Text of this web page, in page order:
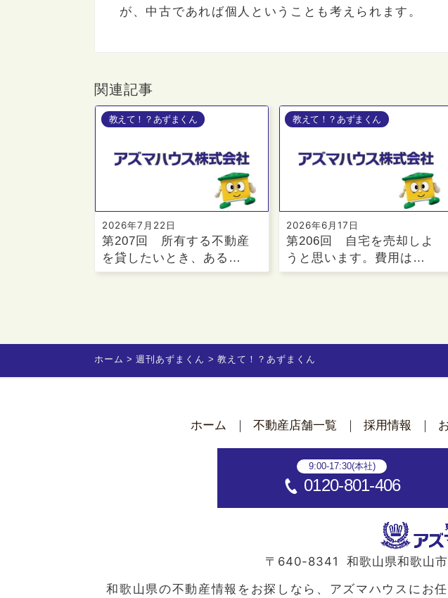
が、中古であれば個人ということも考えられます。
関連記事
教えて！？あずまくん
2026年7月22日
第207回 所有する不動産
を貸したいとき、ある…
教えて！？あずまくん
2026年6月17日
第206回 自宅を売却しよ
うと思います。費用は…
ホーム 週刊あずまくん 教えて！？あずまくん
ホーム 不動産店舗一覧 採用情報
9:00-17:30(本社)
0120-801-406
〒640-8341 和歌山県和歌山
和歌山県の不動産情報をお探しなら、アズマハウスにお